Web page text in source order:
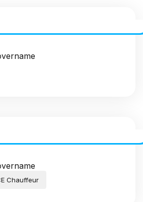
| Vaste Routes
Chauffeur